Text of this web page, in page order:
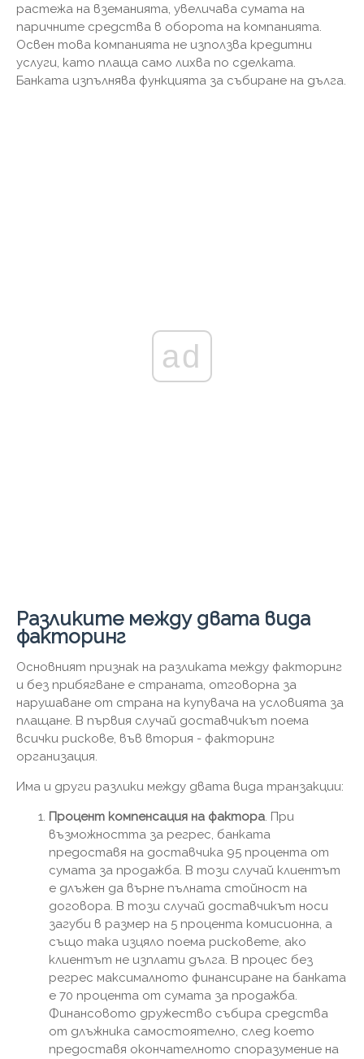
растежа на вземанията, увеличава сумата на
паричните средства в оборота на компанията.
Освен това компанията не използва кредитни
услуги, като плаща само лихва по сделката.
Банката изпълнява функцията за събиране на дълга.
ad
Разликите между двата вида
факторинг
Основният признак на разликата между факторинг
и без прибягване е страната, отговорна за
нарушаване от страна на купувача на условията за
плащане. В първия случай доставчикът поема
всички рискове, във втория - факторинг
организация.
Има и други разлики между двата вида транзакции:
Процент компенсация на фактора. При
възможността за регрес, банката
предоставя на доставчика 95 процента от
сумата за продажба. В този случай клиентът
е длъжен да върне пълната стойност на
договора. В този случай доставчикът носи
загуби в размер на 5 процента комисионна, а
също така изцяло поема рисковете, ако
клиентът не изплати дълга. В процес без
регрес максималното финансиране на банката
е 70 процента от сумата за продажба.
Финансовото дружество събира средства
от длъжника самостоятелно, след което
предоставя окончателното споразумение на